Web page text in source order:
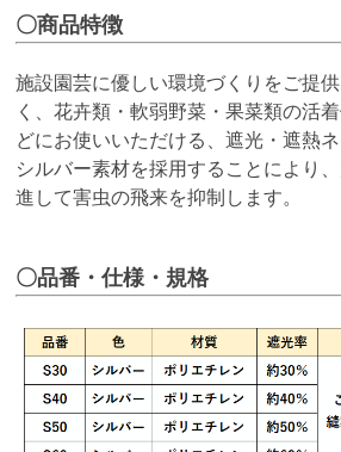
〇商品特徴
施設園芸に優しい環境づくりをご提
く、花卉類・軟弱野菜・果菜類の活
どにお使いいただける、遮光・遮熱ネ
シルバー素材を採用することにより
進して害虫の飛来を抑制します。
〇品番・仕様・規格